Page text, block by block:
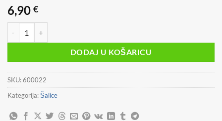
6,90 €
DODAJ U KOŠARICU
SKU:600022
Kategorija:Šalice